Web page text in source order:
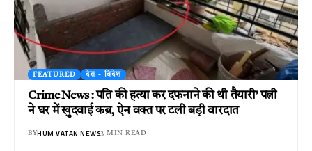
FEATURED देश - विदेश
Crime News : पति की हत्या कर दफनाने की थी तैयारी’ पत्नी
ने घर में खुदवाई कब्र, ऐन वक्त पर टली बड़ी वारदात
BYHUM VATAN NEWS3 MIN READ